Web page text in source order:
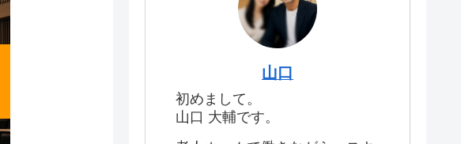
山口
初めまして。
山口 大輔です。